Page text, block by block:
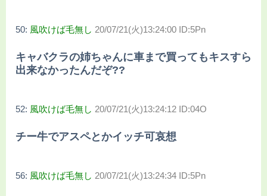
50: 風吹けば毛無し 20/07/21(火)13:24:00 ID:5Pn
キャバクラの姉ちゃんに車まで買ってもキスすら
出来なかったんだぞ??
52: 風吹けば毛無し 20/07/21(火)13:24:12 ID:04O
チー牛でアスペとかイッチ可哀想
56: 風吹けば毛無し 20/07/21(火)13:24:34 ID:5Pn